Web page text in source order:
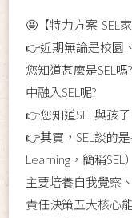
🤩【特力方案-SEL
👉近期無論是校園
您知道甚麼是SEL
中融入SEL呢?
👉您知道SEL與孩
👉其實，SEL談的
Learning，簡稱
主要培養自我覺察
責任決策五大核心